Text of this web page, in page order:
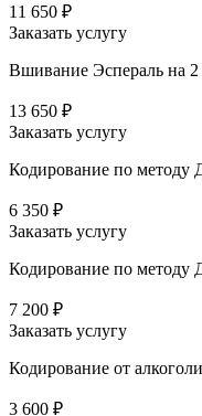
11 650 ₽
Заказать услугу
Вшивание Эспераль на 2
13 650 ₽
Заказать услугу
Кодирование по методу
6 350 ₽
Заказать услугу
Кодирование по методу
7 200 ₽
Заказать услугу
Кодирование от
3 600 ₽